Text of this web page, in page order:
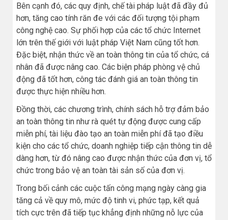
Bên cạnh đó, các quy định, chế tài pháp luật đã đầy đủ
hơn, tăng cao tính răn đe với các đối tượng tội phạm
công nghệ cao. Sự phối hợp của các tổ chức Internet
lớn trên thế giới với luật pháp Việt Nam cũng tốt hơn.
Đặc biệt, nhận thức về an toàn thông tin của tổ chức, cá
nhân đã được nâng cao. Các biện pháp phòng vệ chủ
động đã tốt hơn, công tác đánh giá an toàn thông tin
được thực hiện nhiều hơn.
Đồng thời, các chương trình, chính sách hỗ trợ đảm bảo
an toàn thông tin như rà quét tự động được cung cấp
miễn phí, tài liệu đào tạo an toàn miễn phí đã tạo điều
kiện cho các tổ chức, doanh nghiệp tiếp cận thông tin dễ
dàng hơn, từ đó nâng cao được nhận thức của đơn vị, tổ
chức trong bảo vệ an toàn tài sản số của đơn vị.
Trong bối cảnh các cuộc tấn công mạng ngày càng gia
tăng cả về quy mô, mức độ tinh vi, phức tạp, kết quả
tích cực trên đã tiếp tục khẳng định những nỗ lực của